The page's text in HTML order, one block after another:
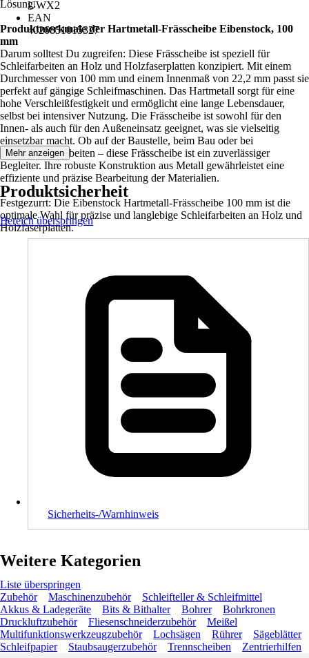
UWX2
EAN
4026851015327
Lösung.
Produktmerkmale der Hartmetall-Frässcheibe Eibenstock, 100
mm
Darum solltest Du zugreifen: Diese Frässcheibe ist speziell für
Schleifarbeiten an Holz und Holzfaserplatten konzipiert. Mit einem
Durchmesser von 100 mm und einem Innenmaß von 22,2 mm passt sie
perfekt auf gängige Schleifmaschinen. Das Hartmetall sorgt für eine
hohe Verschleißfestigkeit und ermöglicht eine lange Lebensdauer,
selbst bei intensiver Nutzung. Die Frässcheibe ist sowohl für den
Innen- als auch für den Außeneinsatz geeignet, was sie vielseitig
einsetzbar macht. Ob auf der Baustelle, beim Bau oder bei
Renovierungsarbeiten – diese Frässcheibe ist ein zuverlässiger
Begleiter. Ihre robuste Konstruktion aus Metall gewährleistet eine
effiziente und präzise Bearbeitung der Materialien.
Festgezurrt: Die Eibenstock Hartmetall-Frässcheibe 100 mm ist die
optimale Wahl für präzise und langlebige Schleifarbeiten an Holz und
Holzfaserplatten.
Mehr anzeigen
Produktsicherheit
Bereich überspringen
Sicherheits-/Warnhinweis
Weitere Kategorien
Liste überspringen
Zubehör
Maschinenzubehör
Schleifteller & Schleifmittel
Akkus & Ladegeräte
Bits & Bithalter Bohrer
Bohrkronen
Druckluftzubehör
Fliesenschneiderzubehör
Meißel
Multifunktionswerkzeugzubehör
Lochsägen Rührer
Sägeblätter
Schleifpapier
Staubsaugerzubehör Trennscheiben Zentrierhilfen